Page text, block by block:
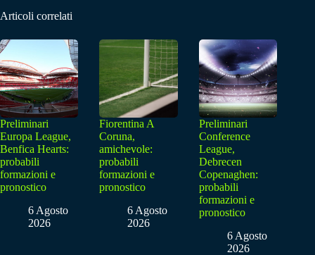
Articoli correlati
Preliminari
Europa League,
Benfica Hearts:
probabili
formazioni e
pronostico
6 Agosto
2026
Fiorentina A
Coruna,
amichevole:
probabili
formazioni e
pronostico
6 Agosto
2026
Preliminari
Conference
League,
Debrecen
Copenaghen:
probabili
formazioni e
pronostico
6 Agosto
2026